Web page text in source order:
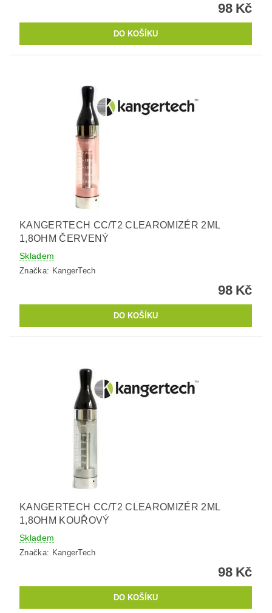
98 Kč
KANGERTECH CC/T2 CLEAROMIZÉR 2ML
1,8OHM ČERVENÝ
Skladem
Značka: KangerTech
98 Kč
KANGERTECH CC/T2 CLEAROMIZÉR 2ML
1,8OHM KOUŘOVÝ
Skladem
Značka: KangerTech
98 Kč